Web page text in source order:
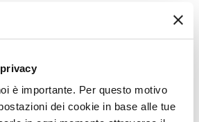
è importante. Per questo motivo
dei cookie in base alle tue
16:00:Il Quintetto
Sollima violoncello
Massa
date da definire: Le Scat Noir